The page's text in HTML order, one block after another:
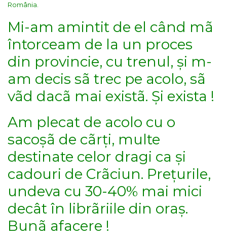
România.
Mi-am amintit de el când mã
întorceam de la un proces
din provincie, cu trenul, și m-
am decis sã trec pe acolo, sã
vãd dacã mai existã. Și exista !
Am plecat de acolo cu o
sacoșã de cãrți, multe
destinate celor dragi ca și
cadouri de Crãciun. Prețurile,
undeva cu 30-40% mai mici
decât în librãriile din oraș.
Bunã afacere !